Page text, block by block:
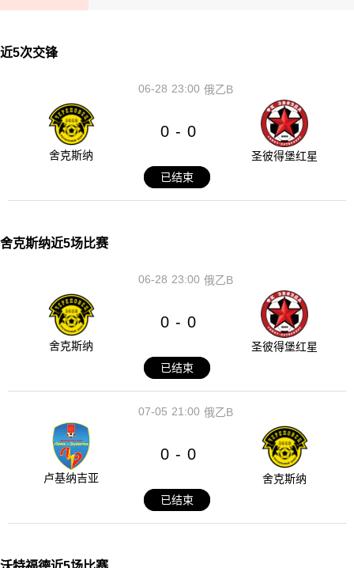
近5次交锋
23:00
06-28 俄乙B
舍克斯纳
0 - 0
圣彼得堡红星
已结束
舍克斯纳近5场比赛
23:00
06-28 俄乙B
舍克斯纳
0 - 0
圣彼得堡红星
已结束
21:00
07-05 俄乙B
卢基纳吉亚
0 - 0
舍克斯纳
已结束